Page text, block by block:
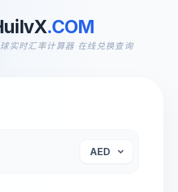
.COM
实时汇率计算器 在线兑换查询